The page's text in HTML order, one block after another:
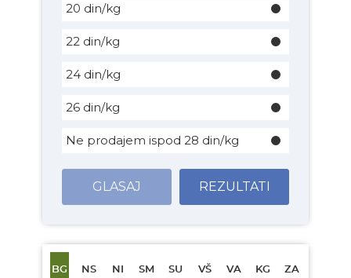
20 din/kg
22 din/kg
24 din/kg
26 din/kg
Ne prodajem ispod 28 din/kg
GLASAJ REZULTATI
BG NS NI SM SU VŠ VA KG ZA